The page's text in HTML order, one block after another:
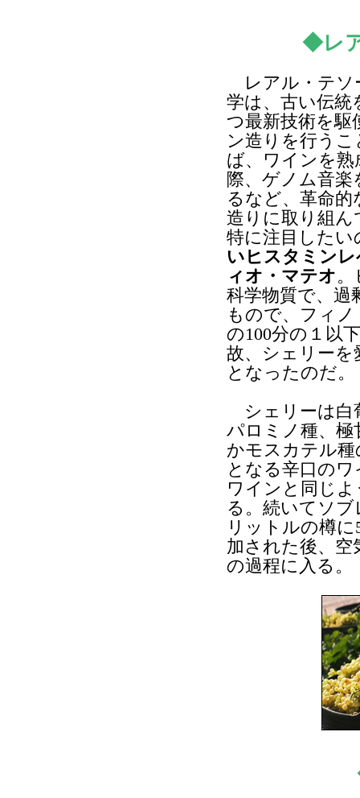
◆レ
レアル・テソ
学は、古い伝統
つ最新技術を駆
ン造りを行うこ
ば、ワインを熟
際、ゲノム音楽
るなど、革命的
造りに取り組ん
特に注目したい
いヒスタミン
ィオ・マテオ
科学物質で、過
もので、フィ
の100分の１以
故、シェリー
となったのだ。
シェリーは白
パロミノ種、
かモスカテル
となる辛口の
ワインと同じ
る。続いてソ
リットルの樽
加された後、空
の過程に入る。